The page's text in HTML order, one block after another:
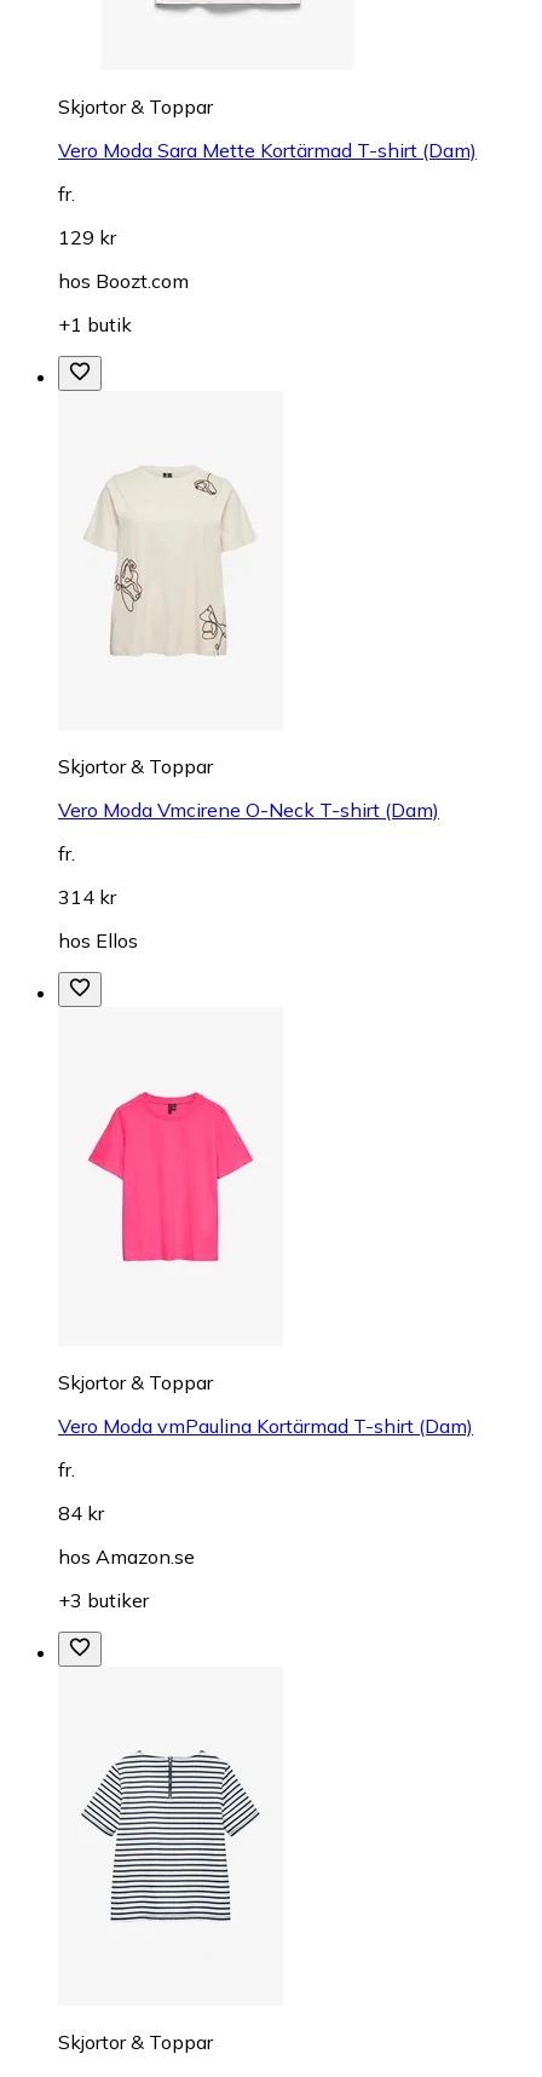
Skjortor & Toppar
Vero Moda Sara Mette Kortärmad T-shirt (Dam)
fr.
129 kr
hos Boozt.com
+1 butik
Skjortor & Toppar
Vero Moda Vmcirene O-Neck T-shirt (Dam)
fr.
314 kr
hos Ellos
Skjortor & Toppar
Vero Moda vmPaulina Kortärmad T-shirt (Dam)
fr.
84 kr
hos Amazon.se
+3 butiker
Skjortor & Toppar